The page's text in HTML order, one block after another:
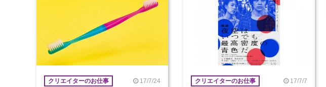
クリエイターのお仕事 17/7/24 クリエイターのお仕事 17/7/7